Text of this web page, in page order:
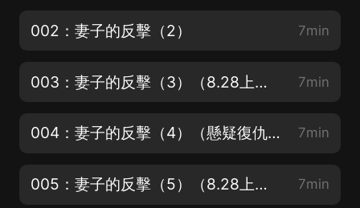
002：妻子的反擊（2） 7min
003：妻子的反擊（3）（8.28上架情感懸疑《他是誰》中，訂閱收聽吧） 7min
004：妻子的反擊（4）（懸疑復仇文《嬰瞳》7月12日上架，歡迎訂閱！） 7min
005：妻子的反擊（5）（8.28上架情感懸疑《他是誰》中，訂閱收聽吧） 7min